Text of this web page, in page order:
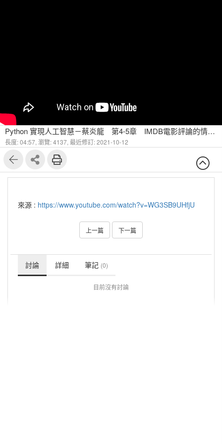
Python 實現人工智慧－蔡炎龍 第4-5章 IMDB電影評論的情緒分析
長度: 04:57, 瀏覽: 4137, 最近修訂: 2021-10-12
來源 : https://www.youtube.com/watch?v=WG3SB9UHfjU
上一篇 下一篇
討論 詳細 筆記 (0)
目前沒有討論